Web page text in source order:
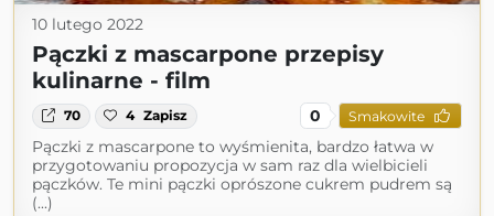
10 lutego 2022
Pączki z mascarpone przepisy
kulinarne - film
70 4 Zapisz 0 Smakowite
Pączki z mascarpone to wyśmienita, bardzo łatwa w
przygotowaniu propozycja w sam raz dla wielbicieli
pączków. Te mini pączki oprószone cukrem pudrem są
(...)